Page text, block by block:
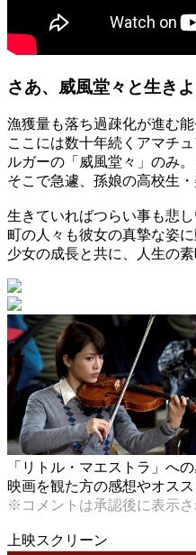
さあ、威風堂々と生きよ
漁獲量も落ち過疎化が進む
ここには数十年続くアマチ
ルガーの「威風堂々」のみ
そこで急遽、孫娘の高校生
生きていればつらい事も悲
町の人々も彼女の真摯な姿
少女の成長と共に、人生の
「リトル・マエストラ」へ
映画を観た方の感想やオス
※コメントは承認後に表示さ
上映スクリーン